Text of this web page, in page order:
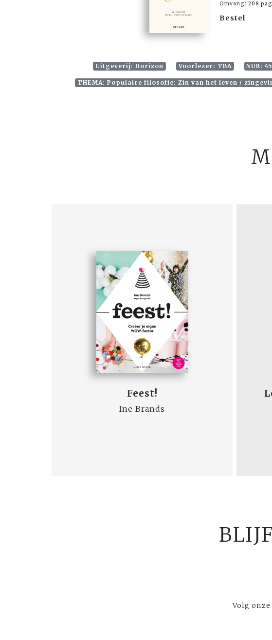
Omvang: 208
Bestel
Uitgeverij: Horizon Voorlezer: TBA NUR:
THEMA: Populaire filosofie: Zin van het leven /
Feest!
Ine Brands
Volg